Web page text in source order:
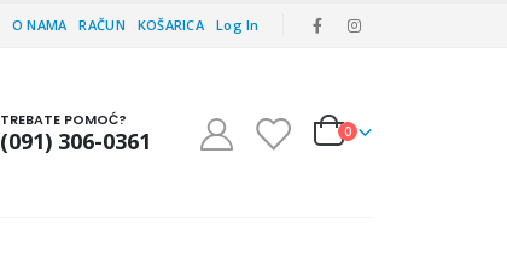
O NAMA RAČUN KOŠARICA Log In
TREBATE POMOĆ?
(091) 306-0361 0